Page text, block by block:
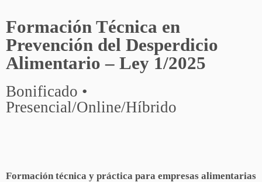
Formación Técnica en
Prevención del Desperdicio
Alimentario – Ley 1/2025
Bonificado •
Presencial/Online/Híbrido
Formación técnica y práctica para empresas alimentarias